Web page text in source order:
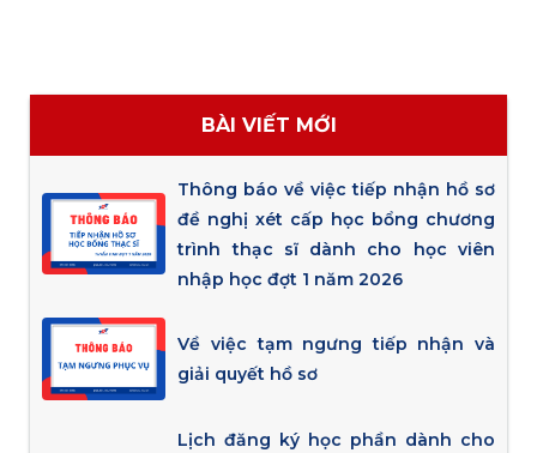
BÀI VIẾT MỚI
Thông báo về việc tiếp nhận hồ sơ
đề nghị xét cấp học bổng chương
trình thạc sĩ dành cho học viên
nhập học đợt 1 năm 2026
Về việc tạm ngưng tiếp nhận và
giải quyết hồ sơ
Lịch đăng ký học phần dành cho